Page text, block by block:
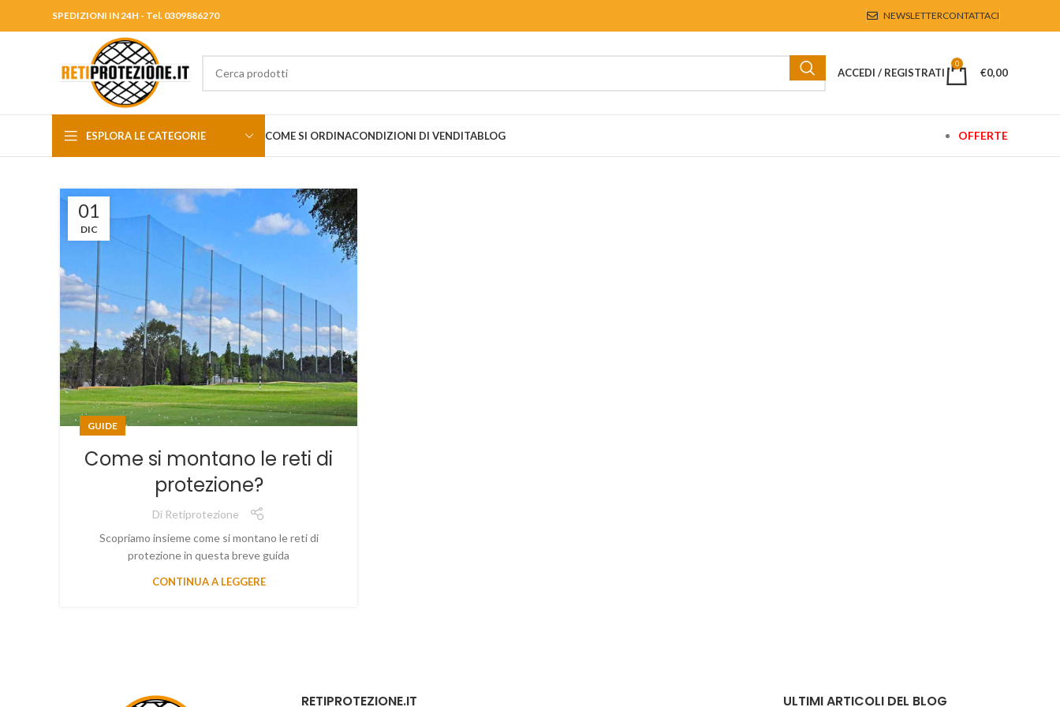
SPEDIZIONI IN 24H - Tel. 0309886270 NEWSLETTERCONTATTACI
ACCEDI / REGISTRATI
0
€0,00
ESPLORA LE CATEGORIE COME SI ORDINACONDIZIONI DI VENDITABLOG OFFERTE
01
DIC
GUIDE
Come si montano le reti di
protezione?
Di Retiprotezione
Scopriamo insieme come si montano le reti di
protezione in questa breve guida
CONTINUA A LEGGERE
RETIPROTEZIONE.IT ULTIMI ARTICOLI DEL BLOG